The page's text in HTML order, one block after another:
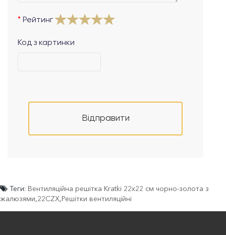
Рейтинг
Код з картинки
Відправити
Теги: Вентиляційна решітка Kratki 22х22 см чорно-золота з
жалюзями,22CZX,Решітки вентиляційні